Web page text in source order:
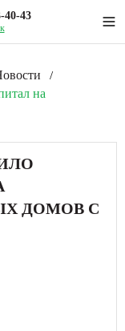
40-43
/
на
ДОМОВ С